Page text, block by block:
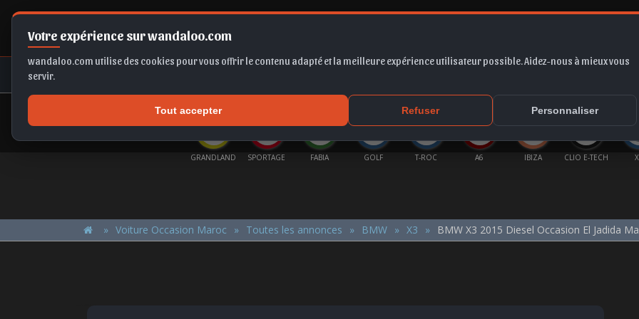
Votre expérience sur wandaloo.com
wandaloo.com utilise des cookies pour vous offrir le contenu adapté et la meilleure expérience utilisateur possible. Aidez-nous à mieux vous
servir.
Tout accepter Refuser Personnaliser
SPORTAGE FABIA GOLF T-ROC A6 IBIZA CLIO E-TECH X1
Voiture Occasion Maroc Toutes les annonces BMW X3 BMW X3 2015 Diesel Occasion El Jadida